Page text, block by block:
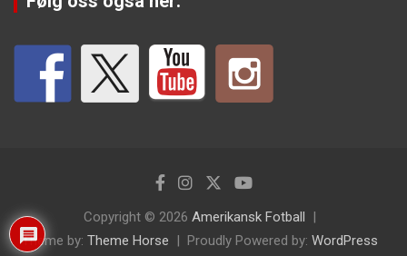
Copyright © 2026 Amerikansk Fotball
Theme by: Theme Horse Proudly Powered by: WordPress